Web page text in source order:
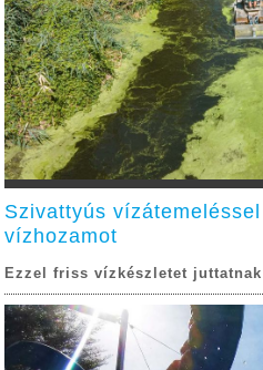
Szivattyús
vízhozamot
Ezzel friss vízkészletet